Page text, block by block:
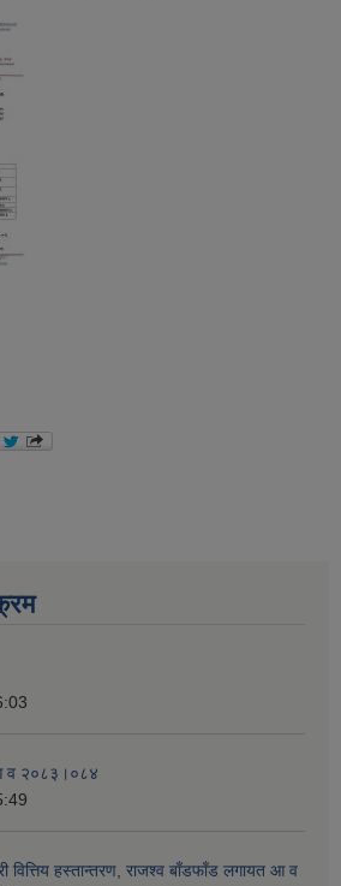
व २०८३।०८४
वित्तिय हस्तान्तरण, राजश्व बाँडफाँड लगायत आ व